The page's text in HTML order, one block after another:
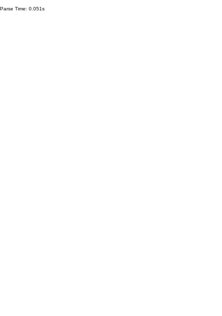
Parse Time: 0.051s